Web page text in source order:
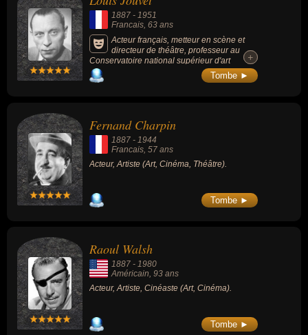
concerne leurs nationalités au moment de leurs morts, ils peuvent
avoir été francais ou américain par exemple.
1887 - 1951
Francais, 63 ans
Acteur français, metteur en scène et
directeur de théâtre, professeur au
Conservatoire national supérieur d'art
dramatique, connu pour ses rôles dans les
films : Les Bas-fonds (1936), Drôle de drame
+
+
Tombe ►
Fernand Charpin
1887 - 1944
Francais , 57 ans
Acteur, Artiste (Art, Cinéma, Théâtre).
Tombe ►
Raoul Walsh
1887 - 1980
Américain, 93 ans
Acteur, Artiste, Cinéaste (Art, Cinéma).
Tombe ►